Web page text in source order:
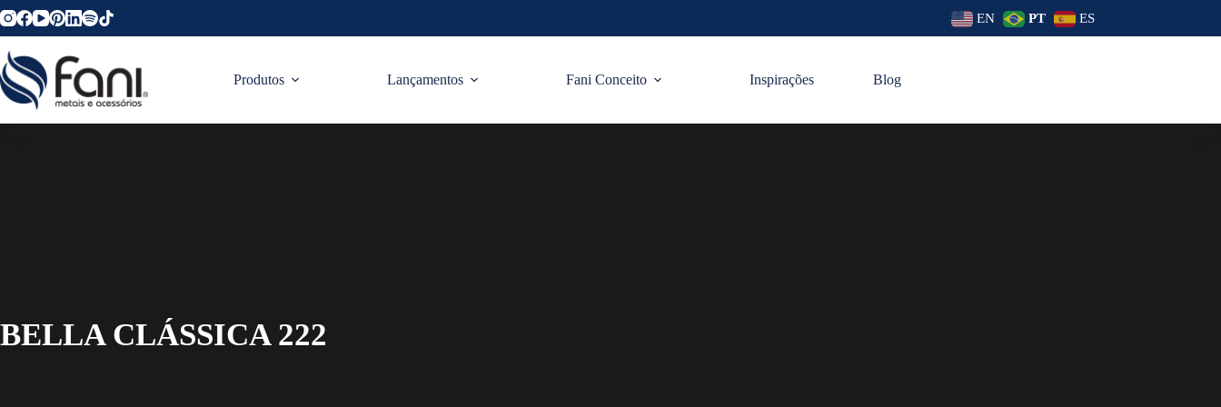
EN PT ES
Produtos Lançamentos Fani Conceito Inspirações Blog
BELLA CLÁSSICA 222